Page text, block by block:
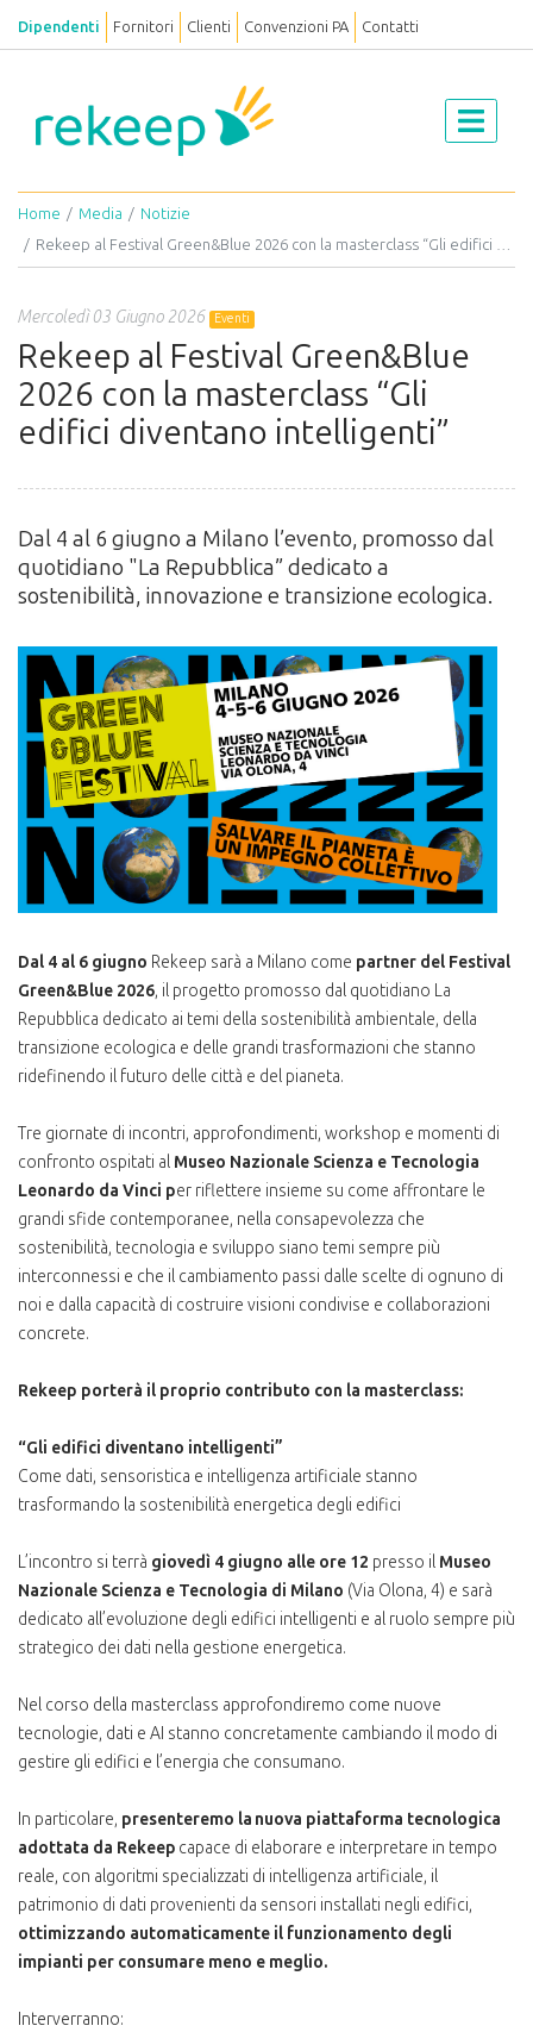
Dipendenti Fornitori Clienti Convenzioni PA Contatti
Home Media
Notizie
Rekeep al Festival Green&Blue 2026 con la masterclass “Gli edifici diventano intelligenti”
Mercoledì 03 Giugno 2026 Eventi
Rekeep al Festival Green&Blue
2026 con la masterclass “Gli
edifici diventano intelligenti”
Dal 4 al 6 giugno a Milano l’evento, promosso dal
quotidiano "La Repubblica” dedicato a
sostenibilità, innovazione e transizione ecologica.
Dal 4 al 6 giugno Rekeep sarà a Milano come partner del Festival
Green&Blue 2026, il progetto promosso dal quotidiano La
Repubblica dedicato ai temi della sostenibilità ambientale, della
transizione ecologica e delle grandi trasformazioni che stanno
ridefinendo il futuro delle città e del pianeta.
Tre giornate di incontri, approfondimenti, workshop e momenti di
confronto ospitati al Museo Nazionale Scienza e Tecnologia
Leonardo da Vinci per riflettere insieme su come affrontare le
grandi sfide contemporanee, nella consapevolezza che
sostenibilità, tecnologia e sviluppo siano temi sempre più
interconnessi e che il cambiamento passi dalle scelte di ognuno di
noi e dalla capacità di costruire visioni condivise e collaborazioni
concrete.
Rekeep porterà il proprio contributo con la masterclass:
“Gli edifici diventano intelligenti”
Come dati, sensoristica e intelligenza artificiale stanno
trasformando la sostenibilità energetica degli edifici
L’incontro si terrà giovedì 4 giugno alle ore 12 presso il Museo
Nazionale Scienza e Tecnologia di Milano (Via Olona, 4) e sarà
dedicato all’evoluzione degli edifici intelligenti e al ruolo sempre più
strategico dei dati nella gestione energetica.
Nel corso della masterclass approfondiremo come nuove
tecnologie, dati e AI stanno concretamente cambiando il modo di
gestire gli edifici e l’energia che consumano.
In particolare, presenteremo la nuova piattaforma tecnologica
adottata da Rekeep capace di elaborare e interpretare in tempo
reale, con algoritmi specializzati di intelligenza artificiale, il
patrimonio di dati provenienti da sensori installati negli edifici,
ottimizzando automaticamente il funzionamento degli
impianti per consumare meno e meglio.
Interverranno: